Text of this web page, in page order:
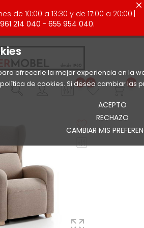
ofrecerle la mejor experiencia en la
de cookies. Si desea cambiar las
ACEPTO
RECHAZO
CAMBIAR MIS
de 10:00 a 13:30 y de 17:00 a 20:00.|
961 214 040 - 655 954 040.
0 0 0